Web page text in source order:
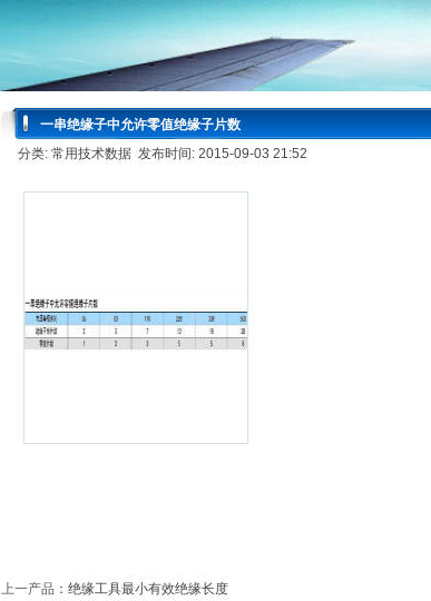
一串绝缘子中允许零值绝缘子片数
分类: 常用技术数据 发布时间: 2015-09-03 21:52
上一产品 ： 绝缘工具最小有效绝缘长度